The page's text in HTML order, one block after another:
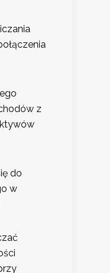
z
do
w